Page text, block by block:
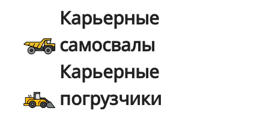
Карьерные
самосвалы
Карьерные
погрузчики